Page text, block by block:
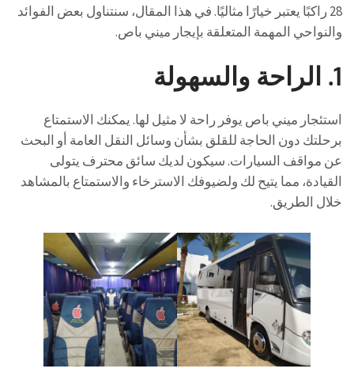
28 راكبًا يعتبر خيارًا مثاليًا. في هذا المقال، سنتناول بعض الفوائد
والنواحي المهمة المتعلقة بإيجار ميني باص.
1. الراحة والسهولة
استئجار ميني باص يوفر راحة لا مثيل لها. يمكنك الاستمتاع
برحلتك دون الحاجة للقلق بشأن وسائل النقل العامة أو البحث
عن مواقف السيارات. سيكون لديك سائق محترف يتولى
القيادة، مما يتيح لك ولضيوفك الاسترخاء والاستمتاع بالمشاهد
خلال الطريق.